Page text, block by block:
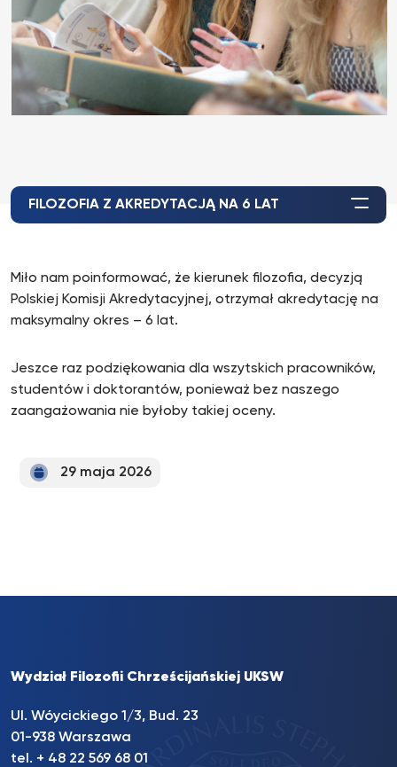
FILOZOFIA Z AKREDYTACJĄ NA 6 LAT
Miło nam poinformować, że kierunek filozofia, decyzją
Polskiej Komisji Akredytacyjnej, otrzymał akredytację na
maksymalny okres – 6 lat.
Jeszce raz podziękowania dla wszytskich pracowników,
studentów i doktorantów, ponieważ bez naszego
zaangażowania nie byłoby takiej oceny.
29 maja 2026
Wydział Filozofii Chrześcijańskiej UKSW
Ul. Wóycickiego 1/3, Bud. 23
01-938 Warszawa
tel. + 48 22 569 68 01